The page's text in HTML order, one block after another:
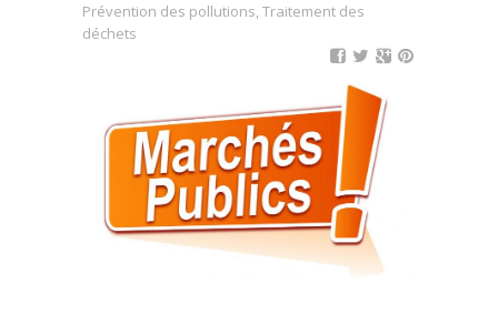
Prévention des pollutions,Traitement des
déchets